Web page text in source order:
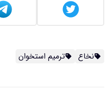
نخاع ترمیم استخوان